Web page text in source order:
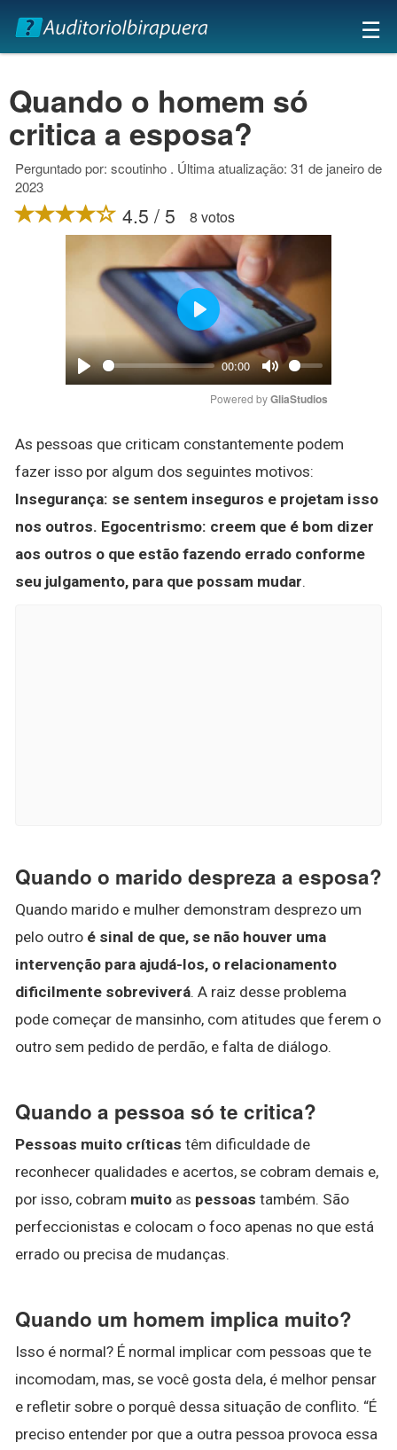
×
☰
Quando o homem só
critica a esposa?
Perguntado por: scoutinho . Última atualização: 31 de janeiro de
2023
4.5 / 5 8 votos
Play
00:00
Mute
Play
Powered by GliaStudios
As pessoas que criticam constantemente podem
fazer isso por algum dos seguintes motivos:
Insegurança: se sentem inseguros e projetam isso
nos outros. Egocentrismo: creem que é bom dizer
aos outros o que estão fazendo errado conforme
seu julgamento, para que possam mudar.
Quando o marido despreza a esposa?
Quando marido e mulher demonstram desprezo um
pelo outro é sinal de que, se não houver uma
intervenção para ajudá-los, o relacionamento
dificilmente sobreviverá. A raiz desse problema
pode começar de mansinho, com atitudes que ferem o
outro sem pedido de perdão, e falta de diálogo.
Quando a pessoa só te critica?
Pessoas muito críticas têm dificuldade de
reconhecer qualidades e acertos, se cobram demais e,
por isso, cobram muito as pessoas também. São
perfeccionistas e colocam o foco apenas no que está
errado ou precisa de mudanças.
Quando um homem implica muito?
Isso é normal? É normal implicar com pessoas que te
incomodam, mas, se você gosta dela, é melhor pensar
e refletir sobre o porquê dessa situação de conflito. “É
preciso entender por que a outra pessoa provoca essa